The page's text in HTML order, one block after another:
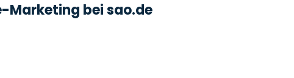
Marketing bei sao.de